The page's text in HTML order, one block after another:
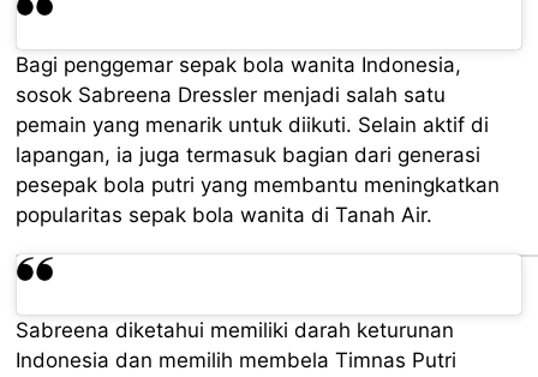
Bagi penggemar sepak bola wanita Indonesia,
sosok Sabreena Dressler menjadi salah satu
pemain yang menarik untuk diikuti. Selain aktif di
lapangan, ia juga termasuk bagian dari generasi
pesepak bola putri yang membantu meningkatkan
popularitas sepak bola wanita di Tanah Air.
Sabreena diketahui memiliki darah keturunan
Indonesia dan memilih membela Timnas Putri